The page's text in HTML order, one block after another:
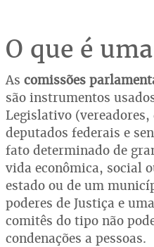
O que é
As comissões
são instrumentos
Legislativo
deputados federais e
fato determinado de
vida econômica, social
estado ou de um
poderes de Justiça e
comitês do tipo não
condenações a pessoas.